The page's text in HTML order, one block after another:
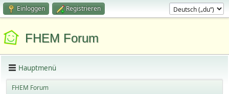
Einloggen Registrieren
FHEM Forum
Hauptmenü
FHEM Forum